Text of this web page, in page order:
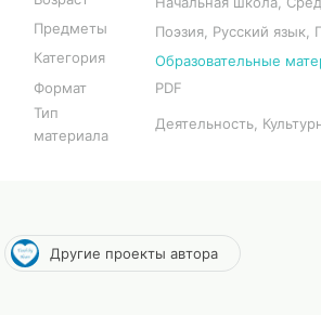
Предметы
Поэзия, Русский язык,
Категория
Образовательные
Формат
PDF
Тип
материала
Деятельность,
Другие проекты автора